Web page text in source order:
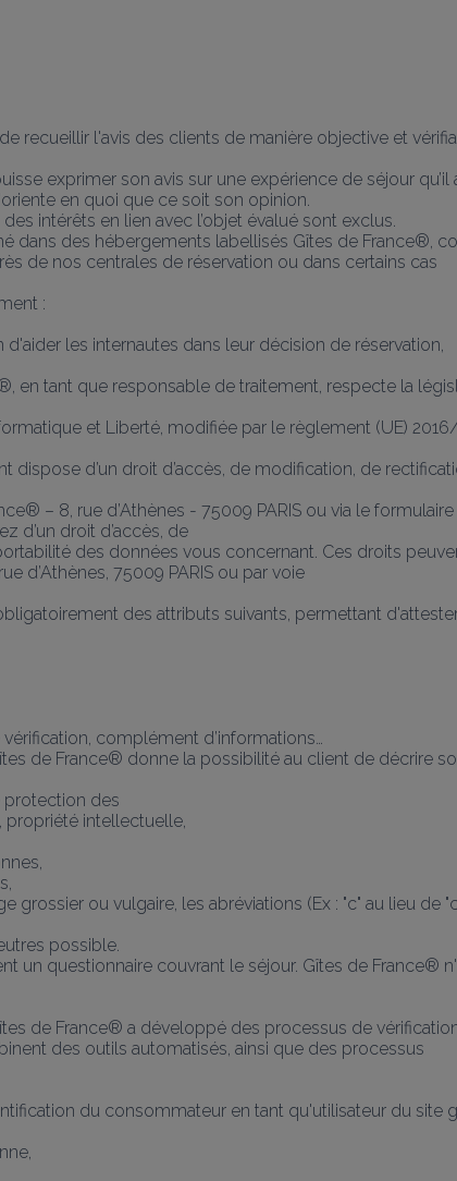
recueillir l'avis des clients de manière objective et
exprimer son avis sur une expérience de séjour
en quoi que ce soit son opinion.
intérêts en lien avec l’objet évalué sont exclus.
dans des hébergements labellisés Gîtes de France®,
de nos centrales de réservation ou dans certains cas
:
les internautes dans leur décision de réservation,
en tant que responsable de traitement, respecte la
et Liberté, modifiée par le règlement (UE)
dispose d’un droit d’accès, de modification, de
– 8, rue d’Athènes - 75009 PARIS ou via le
d’un droit d’accès, de
des données vous concernant. Ces droits
d’Athènes, 75009 PARIS ou par voie
des attributs suivants, permettant
complément d’informations…
de France® donne la possibilité au client de décrire
protection des
propriété intellectuelle,
grossier ou vulgaire, les abréviations (Ex : "c" au lieu de
possible.
un questionnaire couvrant le séjour. Gîtes de France®
de France® a développé des processus de
des outils automatisés, ainsi que des processus
du consommateur en tant qu'utilisateur du site